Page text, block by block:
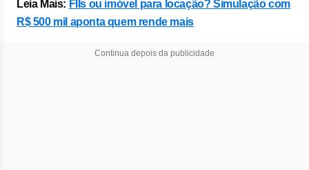
Leia Mais: FIIs ou imóvel para locação? Simulação com
R$ 500 mil aponta quem rende mais
Continua depois da publicidade